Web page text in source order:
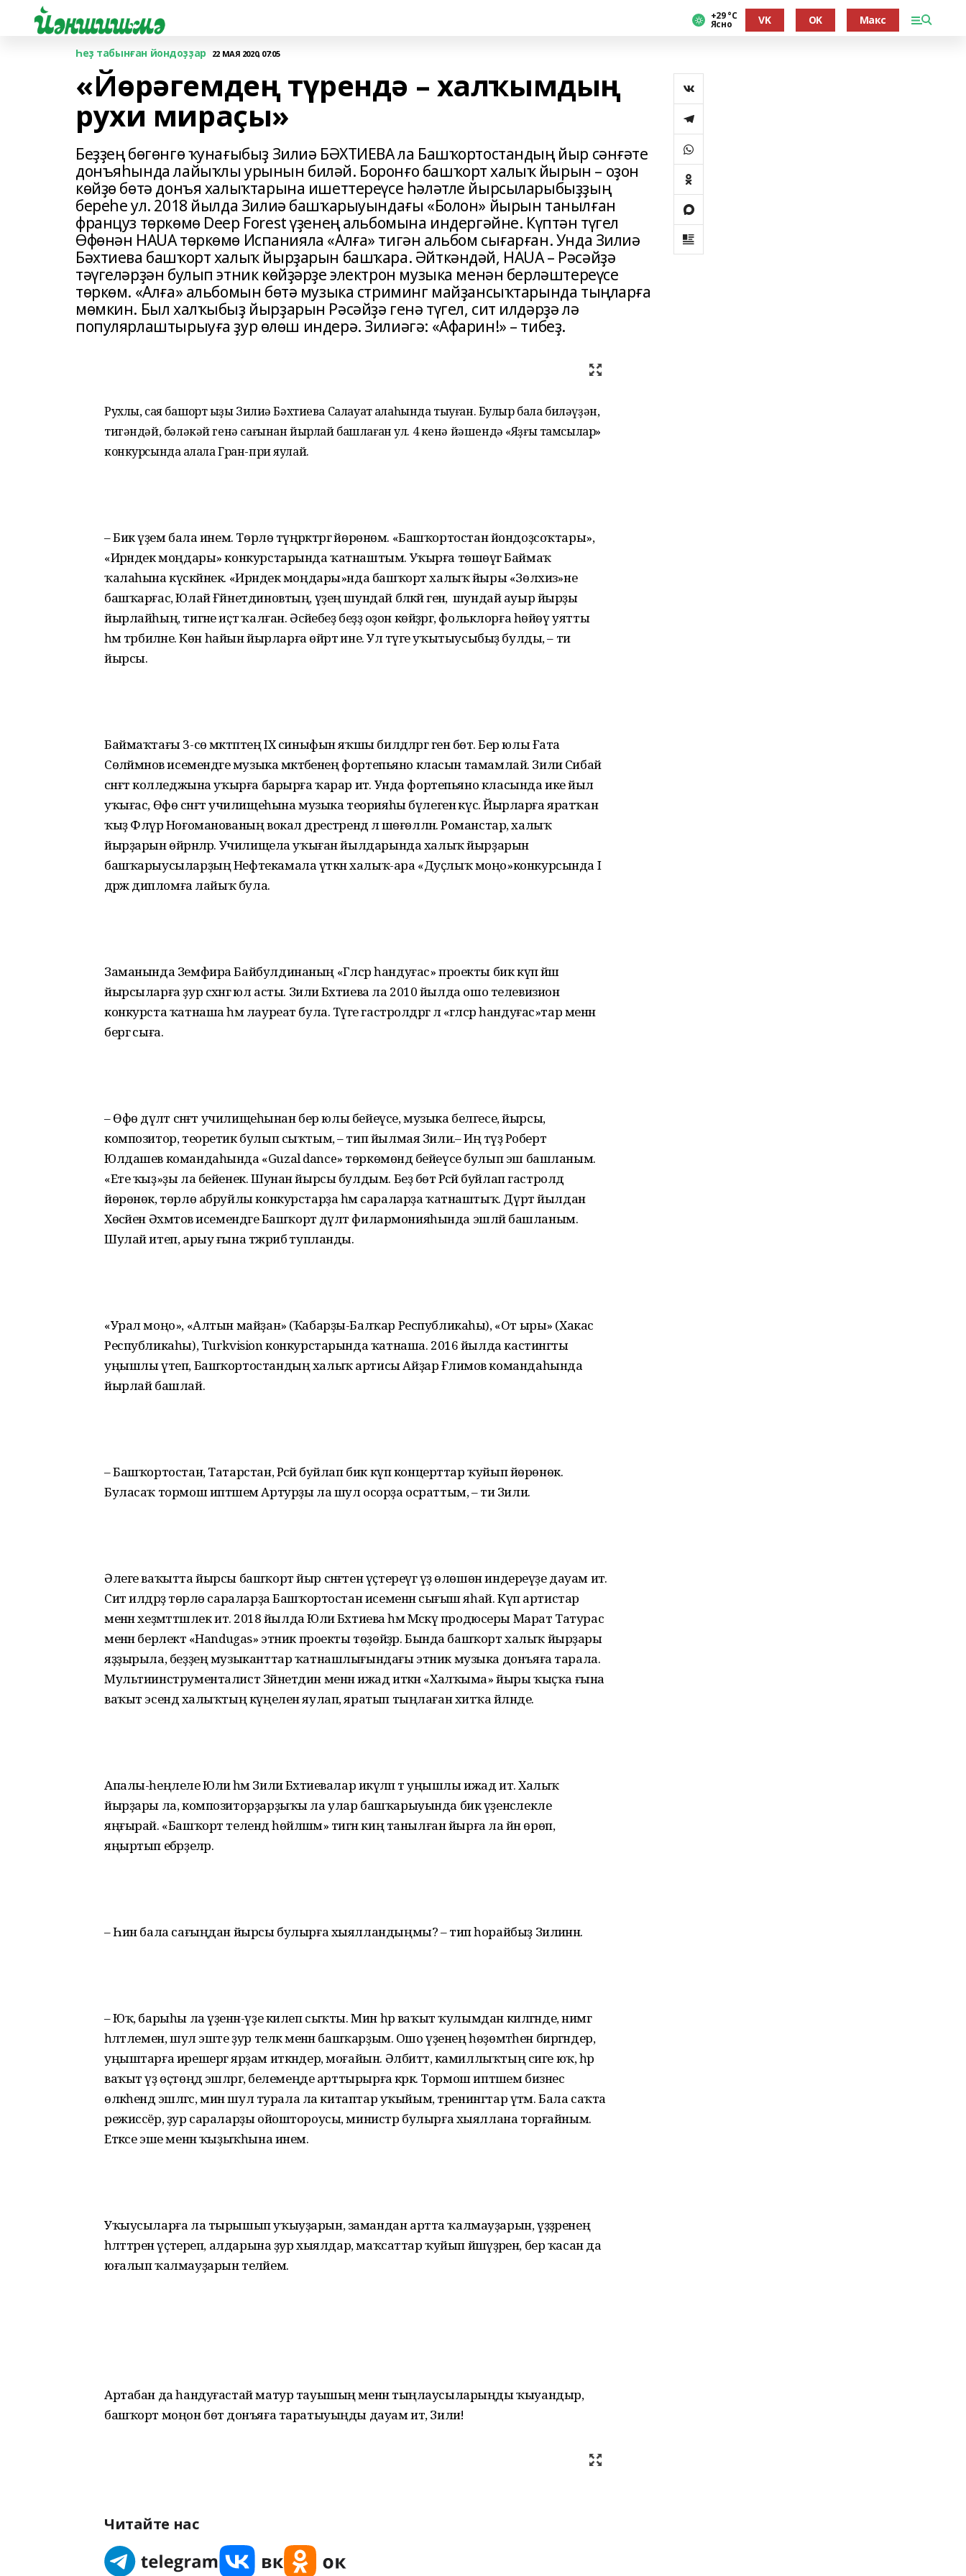
+29 °С
Ясно VK OK Макс
Һеҙ табынған йондоҙҙар 22 МАЯ 2020, 07:05
«Йөрәгемдең түрендә – халҡымдың
рухи мираҫы»
Беҙҙең бөгөнгө ҡунағыбыҙ Зилиә БӘХТИЕВА ла Башҡортостандың йыр сәнғәте
донъяһында лайыҡлы урынын биләй. Боронғо башҡорт халыҡ йырын – оҙон
көйҙө бөтә донъя халыҡтарына ишеттереүсе һәләтле йырсыларыбыҙҙың
береһе ул. 2018 йылда Зилиә башҡарыуындағы «Болон» йырын танылған
француз төркөмө Deep Forest үҙенең альбомына индергәйне. Күптән түгел
Өфөнән HAUA төркөмө Испанияла «Алға» тигән альбом сығарған. Унда Зилиә
Бәхтиева башҡорт халыҡ йырҙарын башҡара. Әйткәндәй, HAUA – Рәсәйҙә
тәүгеләрҙән булып этник көйҙәрҙе электрон музыка менән берләштереүсе
төркөм. «Алға» альбомын бөтә музыка стриминг майҙансыҡтарында тыңларға
мөмкин. Был халҡыбыҙ йырҙарын Рәсәйҙә генә түгел, сит илдәрҙә лә
популярлаштырыуға ҙур өлөш индерә. Зилиәгә: «Афарин!» – тибеҙ.
Рухлы, сая башҡорт ҡыҙы Зилиә Бәхтиева Салауат ҡалаһында тыуған. Булыр бала биләүҙән,
тигәндәй, бәләкәй генә сағынан йырлай башлаған ул. 4 кенә йәшендә «Яҙғы тамсылар»
конкурсында ҡалала Гран-при яулай.
– Бик әүҙем бала инем. Төрлө түңәрәктәргә йөрөнөм. «Башҡортостан йондоҙсоҡтары»,
«Ирәндек моңдары» конкурстарында ҡатнаштым. Уҡырға төшөүгә Баймаҡ
ҡалаһына күскәйнек. «Ирәндек моңдары»нда башҡорт халыҡ йыры «Зөлхизә»не
башҡарғас, Юлай Ғәйнетдиновтың, үҙең шундай бәләкәй генә, ә шундай ауыр йырҙы
йырлайһың, тигәне иҫтә ҡалған. Әсәйебеҙ беҙҙә оҙон көйҙәргә, фольклорға һөйөү уятты
һәм тәрбиәләне. Көн һайын йырларға өйрәтә ине. Ул тәүге уҡытыусыбыҙ булды, – ти
йырсы.
Баймаҡтағы 3-сө мәктәптең IX синыфын яҡшы билдәләргә генә бөтә. Бер юлы Ғата
Сөләймәнов исемендәге музыка мәктәбенең фортепьяно класын тамамлай. Зилиә Сибай
сәнғәт колледжына уҡырға барырға ҡарар итә. Унда фортепьяно класында ике йыл
уҡығас, Өфө сәнғәт училищеһына музыка теорияһы бүлегенә күсә. Йырларға яратҡан
ҡыҙ Флүрә Ноғоманованың вокал дәрестәрендә лә шөғөлләнә. Романстар, халыҡ
йырҙарын өйрәнәләр. Училищела уҡыған йылдарында халыҡ йырҙарын
башҡарыусыларҙың Нефтекамала үткән халыҡ-ара «Дуҫлыҡ моңо»конкурсында I
дәрәжә дипломға лайыҡ була.
Заманында Земфира Байбулдинаның «Гәлсәр һандуғас» проекты бик күп йәш
йырсыларға ҙур сәхнәгә юл асты. Зилиә Бәхтиева ла 2010 йылда ошо телевизион
конкурста ҡатнаша һәм лауреат була. Тәүге гастролдәргә лә «гәлсәр һандуғас»тар менән
бергә сыға.
– Өфө дәүләт сәнғәт училищеһынан бер юлы бейеүсе, музыка белгесе, йырсы,
композитор, теоретик булып сыҡтым, – тип йылмая Зилиә.– Иң тәүҙә Роберт
Юлдашев командаһында «Guzal dance» төркөмөндә бейеүсе булып эш башланым.
«Ете ҡыҙ»ҙы ла бейенек. Шунан йырсы булдым. Беҙ бөтә Рәсәй буйлап гастролдә
йөрөнөк, төрлө абруйлы конкурстарҙа һәм сараларҙа ҡатнаштыҡ. Дүрт йылдан
Хөсәйен Әхмәтов исемендәге Башҡорт дәүләт филармонияһында эшләй башланым.
Шулай итеп, арыу ғына тәжрибә тупланды.
«Урал моңо», «Алтын майҙан» (Ҡабар­ҙы-Балҡар Республикаһы), «От ыры» (Хакас
Республикаһы), Turkvision кон­курс­тарында ҡатнаша. 2016 йылда кастингты
уңышлы үтеп, Башҡортостандың халыҡ артисы Айҙар Ғәлимов командаһында
йырлай башлай.
– Башҡортостан, Татарстан, Рәсәй буйлап бик күп концерттар ҡуйып йөрөнөк.
Буласаҡ тормош иптәшем Артур­ҙы ла шул осорҙа осраттым, – ти Зилиә.
Әлеге ваҡытта йырсы башҡорт йыр сәнғәтен үҫтереүгә үҙ өлөшөн индереүҙе дауам итә.
Сит илдәрҙә төрлө сараларҙа Башҡортостан исеменән сығыш яһай. Күп артистар
менән хеҙмәттәшлек итә. 2018 йылда Юлиә Бәхтиева һәм Мәскәү продюсеры Марат Татурас
менән берлектә «Handugas» этник проекты төҙөй­ҙәр. Бында башҡорт халыҡ йырҙары
яҙҙырыла, беҙҙең музыканттар ҡатнашлығындағы этник музыка донъяға тарала.
Мультиинструменталист Зәйнетдин менән ижад иткән «Халҡыма» йыры ҡыҫҡа ғына
ваҡыт эсендә халыҡтың күңелен яулап, яратып тыңлаған хитҡа әйләнде.
Апалы-һеңлеле Юлиә һәм Зилиә Бәхтиевалар икәүләп тә уңышлы ижад итә. Халыҡ
йырҙары ла, композиторҙарҙыҡы ла улар башҡарыуында бик үҙенсәлекле
яңғырай. «Башҡорт телендә һөйләшәм» тигән киң танылған йырға ла йән өрөп,
яңыртып ебәрҙеләр.
– Һин бала сағыңдан йырсы булырға хыялландыңмы? – тип һорайбыҙ Зилиәнән.
– Юҡ, барыһы ла үҙенән-үҙе килеп сыҡты. Мин һәр ваҡыт ҡулымдан килгәнде, нимәгә
һәләтлемен, шул эште ҙур теләк менән башҡарҙым. Ошо үҙенең һөҙөмтәһен биргәндер,
уңыштарға ирешергә ярҙам иткәндер, моғайын. Әлбиттә, камиллыҡтың сиге юҡ, һәр
ваҡыт үҙ өҫтөңдә эшләргә, белемеңде арттырырға кәрәк. Тормош иптәшем бизнес
өлкәһендә эшләгәс, мин шул турала ла китаптар уҡыйым, тренингтар үтәм. Бала саҡта
режиссёр, ҙур сараларҙы ойоштороусы, министр булырға хыяллана торғайным.
Етәксе эше менән ҡыҙыҡһына инем.
Уҡыусыларға ла тырышып уҡыуҙарын, замандан артта ҡалмауҙарын, үҙҙәренең
һәләттәрен үҫтереп, алдарына ҙур хыялдар, маҡсаттар ҡуйып йәшәүҙәрен, бер ҡасан да
юғалып ҡалмауҙарын теләйем.
Артабан да һандуғастай матур тауышың менән тыңлаусыларыңды ҡыуандыр,
башҡорт моңон бөтә донъяға таратыуыңды дауам ит, Зилиә!
Читайте нас